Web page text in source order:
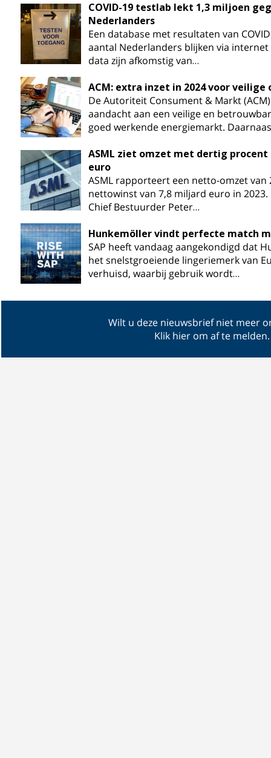
COVID-19 testlab lekt 1,3 miljoen
Nederlanders
Een database met resultaten van
aantal Nederlanders blijken via internet
data zijn afkomstig van…
ACM: extra inzet in 2024 voor
De Autoriteit Consument & Markt
aandacht aan een veilige en
goed werkende energiemarkt.
ASML ziet omzet met dertig
euro
ASML rapporteert een netto-omzet
nettowinst van 7,8 miljard euro in
Chief Bestuurder Peter…
Hunkemöller vindt perfecte match
SAP heeft vandaag aangekondigd dat
het snelstgroeiende lingeriemerk van
verhuisd, waarbij gebruik wordt…
Wilt u deze nieuwsbrief niet meer
Klik hier om af te melden.